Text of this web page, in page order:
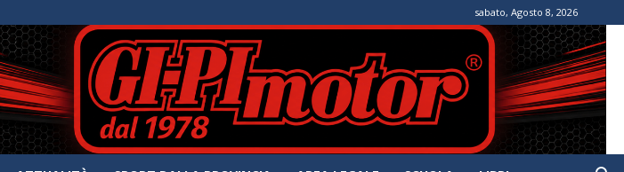
sabato, Agosto 8, 2026